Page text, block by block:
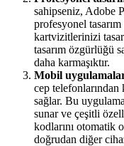
sahipseniz, Adobe
profesyonel
kartvizitlerinizi
tasarım özgürlüğü
daha karmaşıktır.
Mobil
cep
sağlar. Bu
sunar ve çeşitli
kodlarını otomatik
doğrudan diğer